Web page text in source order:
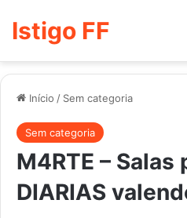
Istigo FF
Início / Sem categoria
Sem categoria
M4RTE –
DIARIAS